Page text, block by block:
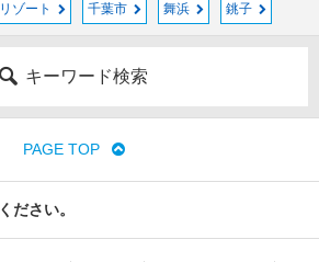
ゾート 千葉市 舞浜 銚子
キーワード検索
PAGE TOP
ださい。